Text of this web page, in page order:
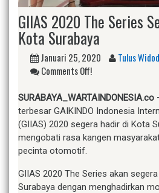
GIIAS 2020 The Series
Kota Surabaya
Januari 25, 2020 Tulus
Comments Off!
SURABAYA_WARTAINDONESIA.co
terbesar GAIKINDO Indonesia
(GIIAS) 2020 segera hadir di Kota
mengobati rasa kangen
pecinta otomotif.
GIIAS 2020 The Series akan
Surabaya dengan menghadirkan